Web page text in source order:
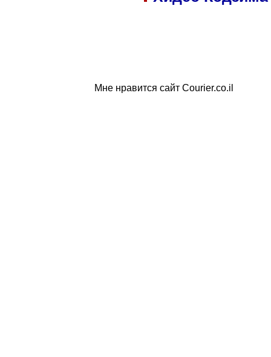
Мне нравится сайт Courier.co.il